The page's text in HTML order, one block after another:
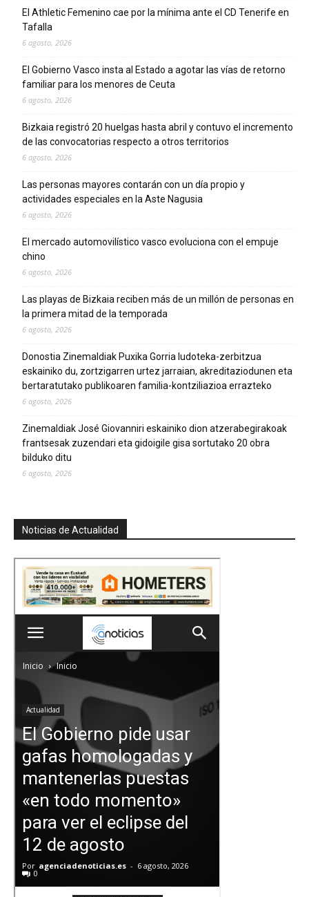
El Athletic Femenino cae por la mínima ante el CD Tenerife en
Tafalla
6 agosto, 2026
El Gobierno Vasco insta al Estado a agotar las vías de retorno
familiar para los menores de Ceuta
6 agosto, 2026
Bizkaia registró 20 huelgas hasta abril y contuvo el incremento
de las convocatorias respecto a otros territorios
6 agosto, 2026
Las personas mayores contarán con un día propio y
actividades especiales en la Aste Nagusia
6 agosto, 2026
El mercado automovilístico vasco evoluciona con el empuje
chino
6 agosto, 2026
Las playas de Bizkaia reciben más de un millón de personas en
la primera mitad de la temporada
6 agosto, 2026
Donostia Zinemaldiak Puxika Gorria ludoteka-zerbitzua
eskainiko du, zortzigarren urtez jarraian, akreditaziodunen eta
bertaratutako publikoaren familia-kontziliazioa errazteko
6 agosto, 2026
Zinemaldiak José Giovanniri eskainiko dion atzerabegirakoak
frantsesak zuzendari eta gidoigile gisa sortutako 20 obra
bilduko ditu
6 agosto, 2026
Noticias de Actualidad